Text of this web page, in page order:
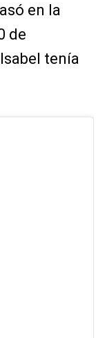
en la
de
tenía